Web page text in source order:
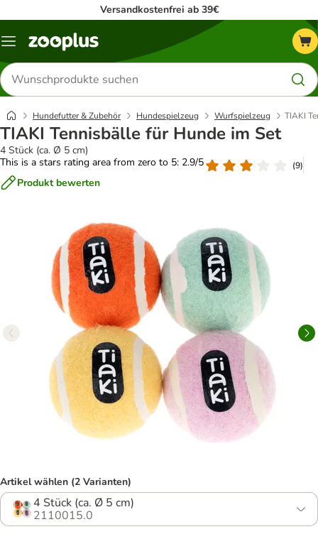
Versandkostenfrei ab 39€
Menü
Produkte
suchen
Hundefutter & Zubehör Hundespielzeug Wurfspielzeug TIAKI
TIAKI Tennisbälle für Hunde im Set
4 Stück (ca. Ø 5 cm)
This is a stars rating area from zero to 5: 2.9/5
(9)
Produkt bewerten
Artikel wählen (2 Varianten)
4 Stück (ca. Ø 5 cm)
2110015.0